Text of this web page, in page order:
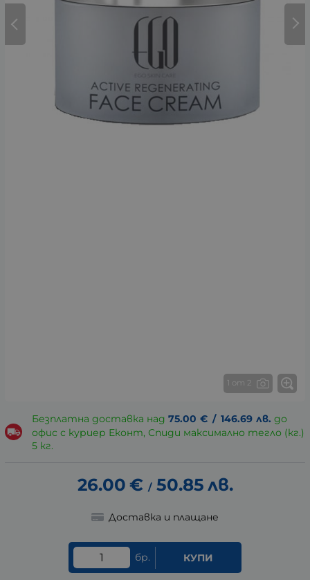
1 от 2
Безплатна доставка над 75.00 € / 146.69 лв. до
офис с куриер Еконт, Спиди максимално тегло (кг.)
5 кг.
26.00 € / 50.85 лв.
Доставка и плащане
бр. КУПИ